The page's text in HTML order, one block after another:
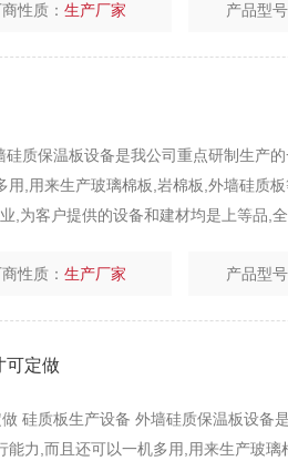
商性质：生产厂家 产品型号
质保温板设备是我公司重点研制生产
来生产玻璃棉板,岩棉板,外墙硅质板等多种
客户提供的设备和建材均是上等品,
商性质：生产厂家 产品型号
可定做
硅质板生产设备 外墙硅质保温板设备
而且还可以一机多用,用来生产玻璃棉